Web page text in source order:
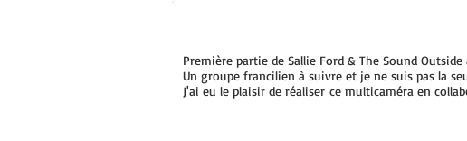
Première partie de Sallie Ford & The Sound
Un groupe francilien à suivre et je ne suis pas la
J'ai eu le plaisir de réaliser ce multicaméra en